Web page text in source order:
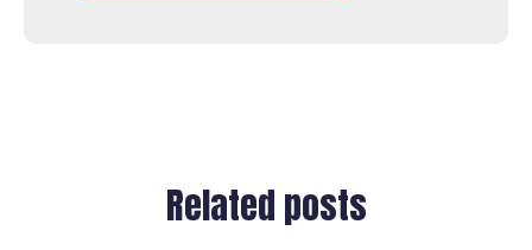
Related posts